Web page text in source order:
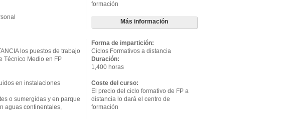
formación
Más información
los puestos de trabajo
Técnico Medio en FP
en instalaciones
o sumergidas y en parque
aguas continentales,
Forma de impartición:
Ciclos Formativos a distancia
Duración:
1,400 horas
Coste del curso:
El precio del ciclo formativo de FP a
distancia lo dará el centro de
formación